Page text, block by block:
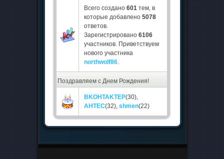
Всего создано 601тем, в
которые добавлено 5078
ответов.
Зарегистрировано 6106
участников. Приветствуем
нового участника
northwolf86.
Поздравляем с Днем Рождения!
BKOHTAKTEP(30),
AHTEC(32), shmen(22)